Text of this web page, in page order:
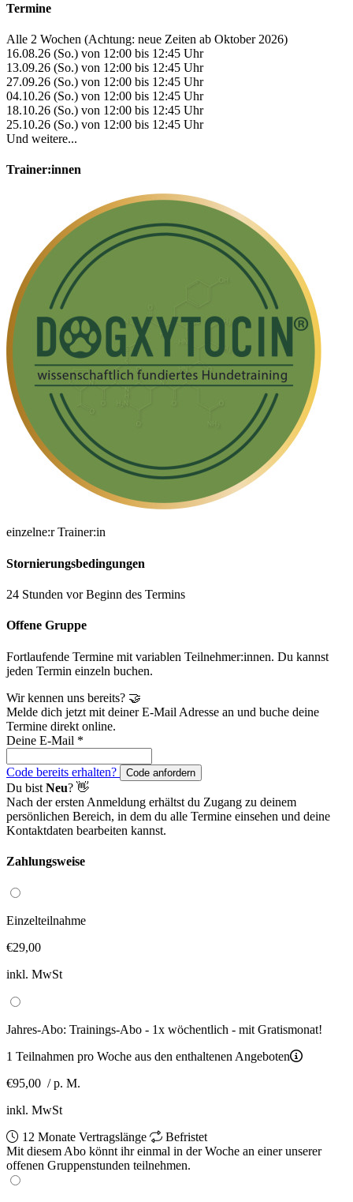
Termine
Alle 2 Wochen (Achtung: neue Zeiten ab Oktober 2026)
16.08.26 (So.) von 12:00 bis 12:45 Uhr
13.09.26 (So.) von 12:00 bis 12:45 Uhr
27.09.26 (So.) von 12:00 bis 12:45 Uhr
04.10.26 (So.) von 12:00 bis 12:45 Uhr
18.10.26 (So.) von 12:00 bis 12:45 Uhr
25.10.26 (So.) von 12:00 bis 12:45 Uhr
Und weitere...
Trainer:innen
einzelne:r Trainer:in
Stornierungsbedingungen
24 Stunden vor Beginn des Termins
Offene Gruppe
Fortlaufende Termine mit variablen Teilnehmer:innen. Du kannst
jeden Termin einzeln buchen.
Wir kennen uns bereits? 🤝
Melde dich jetzt mit deiner E-Mail Adresse an und buche deine
Termine direkt online.
Deine E-Mail *
Code bereits erhalten? Code anfordern
Du bist Neu? 👋
Nach der ersten Anmeldung erhältst du Zugang zu deinem
persönlichen Bereich, in dem du alle Termine einsehen und deine
Kontaktdaten bearbeiten kannst.
Zahlungsweise
Einzelteilnahme
€29,00
inkl. MwSt
Jahres-Abo: Trainings-Abo - 1x wöchentlich - mit Gratismonat!
1 Teilnahmen pro Woche aus den enthaltenen Angeboten
€95,00 / p. M.
inkl. MwSt
12 Monate Vertragslänge
Befristet
Mit diesem Abo könnt ihr einmal in der Woche an einer unserer
offenen Gruppenstunden teilnehmen.